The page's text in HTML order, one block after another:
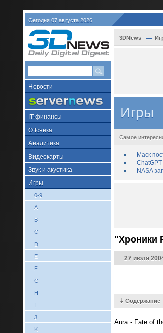
Сегодня 07 августа 2026
Новости
IT-финансы
Offсянка
Аналитика
Видеокарты
Звук и акустика
Игры
0-9
A
B
C
D
E
F
G
H
I
J
K
3DNews
Игры
Самое
Маск
NASA
"Хроники
27 июля
⇣ Содержание
Aura - Fate of